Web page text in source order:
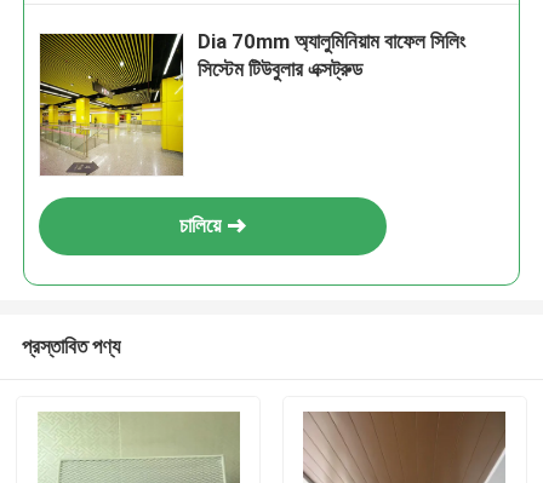
Dia 70mm অ্যালুমিনিয়াম বাফেল সিলিং
সিস্টেম টিউবুলার এক্সট্রুড
চালিয়ে
প্রস্তাবিত পণ্য